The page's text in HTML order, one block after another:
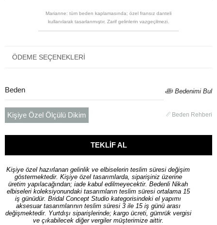
Marianne: tüm beden kaplamasında; özel fransız danteli
kullanılarak tasarlanmıştır. Zarif gelinlerin vazgeçilmezi.
ÖDEME SEÇENEKLERI
Bedenimi Bul
Beden Rehberi
Beden
Kişiye Özel Ölçülü Dikim
Kişiye özel hazırlanan gelinlik ve elbiselerin teslim süresi değişim
göstermektedir. Kişiye özel tasarımlarda, siparişiniz üzerine
üretim yapılacağından; iade kabul edilmeyecektir. Bedenli Nikah
elbiseleri koleksiyonundaki tasarımların teslim süresi ortalama 15
iş günüdür. Bridal Concept Studio kategorisindeki el yapımı
aksesuar tasarımlarının teslim süresi 3 ile 15 iş günü arası
değişmektedir. Yurtdışı siparişlerinde; kargo ücreti, gümrük vergisi
ve çıkabilecek diğer vergiler müşterimize aittir.